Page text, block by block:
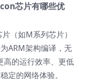
芯片有哪些优
（如M系列芯片）
ARM架构编译，无
高的运行效率、更低
定的网络体验。